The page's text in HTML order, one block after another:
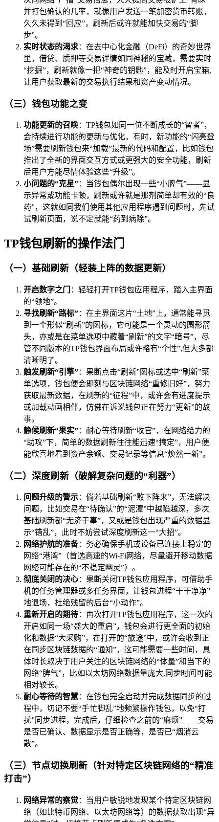
并打包确认的几率，就像用户发送一笔加密货币转账，
久久未得到“回应”，刷新后或许就能加快交易的“脚
步”。
实时状态的渴求：在去中心化金融（DeFi）的奇妙世界
里，借贷、质押等交易详情如同神秘的宝藏，需要实时
“挖掘”，刷新就像一把“神奇的钥匙”，能及时开启宝箱,
让用户获取最新的交易执行结果和资产变动情况。
（三）钱包功能之变
功能更新的召唤：TP钱包如同一位不断成长的“智者”，
会持续进行功能的更新与优化，有时，新功能的“闪亮登
场”需要刷新钱包来“加载”最新的代码和配置，比如钱包
推出了全新的界面交互方式或更强大的安全功能，刷新
后用户方能尽情体验这些“升级”。
小问题的“克星”：当钱包偶尔出现一些“小脾气”——显
示异常或功能卡顿，刷新或许就是那剂简单却有效的“良
药”，这就如同我们使用其他应用程序遇到问题时，先试
试刷新页面，说不定就能“药到病除”。
TP钱包刷新的操作法门
（一）基础刷新（轻装上阵的数据更新）
开启数字之门
：轻轻打开TP钱包应用程序，踏入主界面
的“领地”。
寻找刷新“路标”：在主界面这片“土地”上，通常能寻觅
到一个形似“刷新”的图标，它可能是一个灵动的圆形箭
头，亦或是在菜单选项中藏着“刷新”的文字“暗号”，尽
管不同版本的TP钱包界面布局或许略有“个性”,但大多都
清晰明了。
触发刷新“引擎”：果断点击“刷新”图标或选中“刷新”菜
单选项，钱包便会即刻与区块链网络“重修旧好”，努力
获取最新数据，在刷新的“征程”中，或许会有进度提示
或加载动画相伴，仿佛在诉说钱包正在努力“更新”的故
事。
静候刷新“果实”：耐心等待刷新“收官”，在网络给力的
“助攻”下，简单的数据刷新往往能迅速“搞定”，用户便
能欣喜地看到资产余额、交易记录等信息“焕然一新”。
（二）深度刷新（破解复杂问题的“利器”）
问题升级的警示：倘若基础刷新“败下阵来”，无法解决
问题，比如交易在“待确认”的“泥潭”中越陷越深，多次
基础刷新都“无济于事”，又或是钱包出现严重的数据显
示“错乱”，此时不妨尝试深度刷新这一“大招”。
网络护航的准备：务必确保手机或设备已连接上稳定的
网络“港湾”（首选高速的Wi-Fi网络，尽量避开移动数据
网络可能存在的“不稳定幽灵”）。
彻底关闭的决心：果断关闭TP钱包应用程序，可借助手
机的任务管理器或多任务界面，让钱包进程“干干净净”
地退场，杜绝残留的后台“小动作”。
重新开启的期待：再次打开TP钱包应用程序，这一次的
开启如同一场“盛大的重启”，钱包会进行更全面的初始
化和数据“大采购”，在打开的“旅途”中，或许会收到正
在同步区块链数据的“通知”，这可能需要一些时间，具
体时长取决于用户关注的区块链网络的“体量”和当下的
网络“脾气”，比如以太坊网络数据量庞大,同步时间可能
相对较长。
耐心等待的智慧：在钱包完全启动并完成数据同步的过
程中，切记不要“手忙脚乱”地频繁操作钱包，以免“打
扰”同步进程，完成后，仔细检查之前的“麻烦”——交易
是否已确认、数据显示是否正确等，是否已“烟消云
散”。
（三）节点切换刷新（针对特定区块链网络的“精准
打击”）
网络异常的察觉：当用户敏锐地发现某个特定区块链网
络（如比特币网络、以太坊网络等）的数据获取出现“异